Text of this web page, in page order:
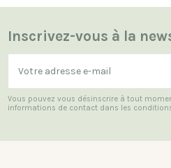
Inscrivez-vous à la
Vous pouvez vous désinscrire à tout
informations de contact dans les